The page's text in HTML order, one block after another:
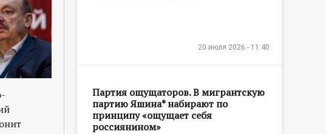
20 июля 2026 - 11:40
Партия ощущаторов. В мигрантскую
партию Яшина* набирают по
принципу «ощущает себя
россиянином»